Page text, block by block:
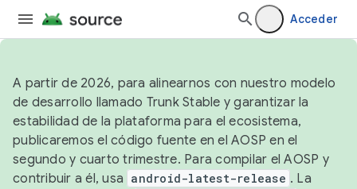
Acceder
A partir de 2026, para alinearnos con nuestro modelo
de desarrollo llamado Trunk Stable y garantizar la
estabilidad de la plataforma para el ecosistema,
publicaremos el código fuente en el AOSP en el
segundo y cuarto trimestre. Para compilar el AOSP y
contribuir a él, usa android-latest-release . La